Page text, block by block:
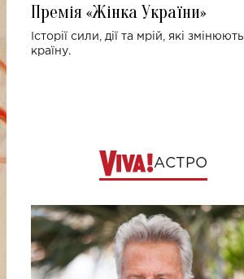
Премія «Жінка України»
Історії сили, дії та мрій, які змінюють
країну.
АСТРО